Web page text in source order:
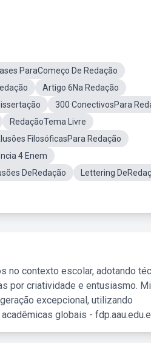
ParaComeço De Redação
Artigo 6Na Redação
300 ConectivosPara
RedaçãoTema Livre
FilosóficasPara Redação
4 Enem
DeRedação
Lettering
no contexto escolar, adotando
por criatividade e entusiasmo.
excepcional, utilizando
globais -